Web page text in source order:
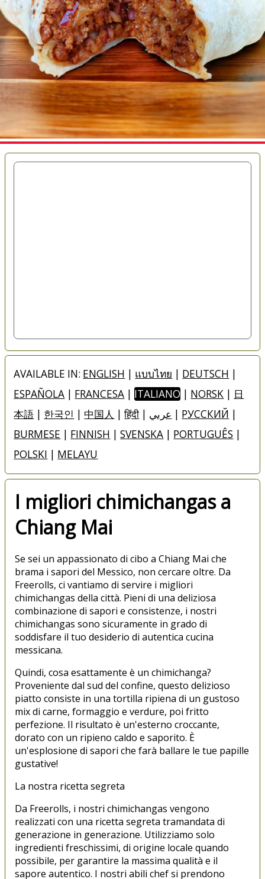
AVAILABLE IN: ENGLISH | แบบไทย | DEUTSCH |
ESPAÑOLA | FRANCESA | ITALIANO | NORSK | 日
本語 | 한국인 | 中国人 |हिंदी | عربي | РУССКИЙ |
BURMESE | FINNISH |SVENSKA | PORTUGUÊS |
POLSKI | MELAYU
I migliori chimichangas a
Chiang Mai
Se sei un appassionato di cibo a Chiang Mai che
brama i sapori del Messico, non cercare oltre. Da
Freerolls, ci vantiamo di servire i migliori
chimichangas della città. Pieni di una deliziosa
combinazione di sapori e consistenze, i nostri
chimichangas sono sicuramente in grado di
soddisfare il tuo desiderio di autentica cucina
messicana.
Quindi, cosa esattamente è un chimichanga?
Proveniente dal sud del confine, questo delizioso
piatto consiste in una tortilla ripiena di un gustoso
mix di carne, formaggio e verdure, poi fritto
perfezione. Il risultato è un'esterno croccante,
dorato con un ripieno caldo e saporito. È
un'esplosione di sapori che farà ballare le tue papille
gustative!
La nostra ricetta segreta
Da Freerolls, i nostri chimichangas vengono
realizzati con una ricetta segreta tramandata di
generazione in generazione. Utilizziamo solo
ingredienti freschissimi, di origine locale quando
possibile, per garantire la massima qualità e il
sapore autentico. I nostri abili chef si prendono